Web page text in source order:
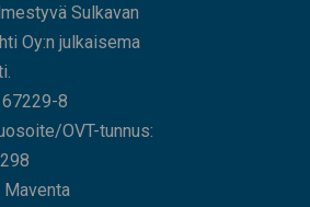
Sulkavan
Oy:n julkaisema
8
OVT-tunnus:
Maventa